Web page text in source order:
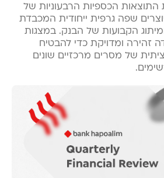
את התוצאות הכספיות הרבעוניות של
שפה גרפית ייחודית המכבדת
הקבועות של הבנק. במצגות
זהירה ומדויקת כדי להבטיח
של מסרים מרכזיים שונים